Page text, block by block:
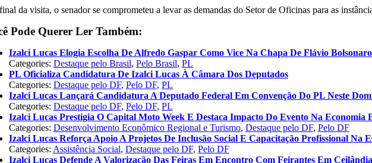
da visita, o senador se comprometeu a levar as demandas do Setor de Oficinas para as
Pode Querer Ler Também:
Izalci Lucas Elogia Escolha De Alfredo Gaspar Como Vice Na Chapa De Flávio Bolsonaro
Categories: Destaque pelo Brasil, Pelo Brasil, PL
PL Oficializa Candidatura De Izalci Lucas À Câmara Dos Deputados
Categories: Destaque pelo DF, Pelo DF, PL
Izalci Lucas Lançará Candidatura A Deputado Federal Em Convenção Do PL Neste
Categories: Destaque pelo DF, Pelo DF, PL
Izalci Lucas Prestigia O Capital Moto Week E Destaca Impacto Do Evento Na Economia
Categories: Desenvolvimento Econômico Regional e Turismo, Destaque pelo DF, Pelo DF
Izalci Lucas Reforça Apoio A Projetos De Inclusão Social E Capacitação Profissional Na
Categories: Assistência Social, Destaque pelo DF, Pelo DF
Izalci Lucas Defende A Valorização Das Feiras Em Encontro Com Feirantes Em Ceilândia